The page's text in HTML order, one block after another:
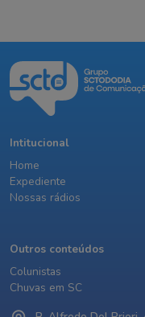
Intitucional
Home
Expediente
Nossas rádios
Outros conteúdos
Colunistas
Chuvas em SC